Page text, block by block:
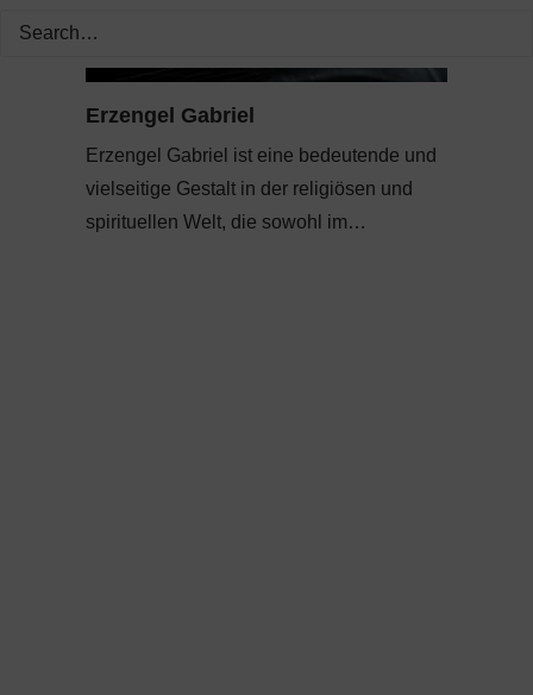
Erzengel Gabriel
Erzengel Gabriel ist eine bedeutende und
vielseitige Gestalt in der religiösen und
spirituellen Welt, die sowohl im…